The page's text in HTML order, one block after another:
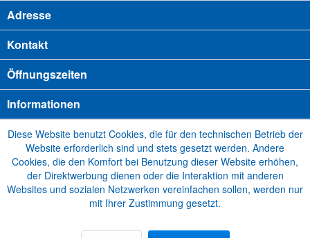
Adresse
Kontakt
Öffnungszeiten
Informationen
Diese Website benutzt Cookies, die für den technischen Betrieb der
Website erforderlich sind und stets gesetzt werden. Andere
Cookies, die den Komfort bei Benutzung dieser Website erhöhen,
der Direktwerbung dienen oder die Interaktion mit anderen
Websites und sozialen Netzwerken vereinfachen sollen, werden nur
mit Ihrer Zustimmung gesetzt.